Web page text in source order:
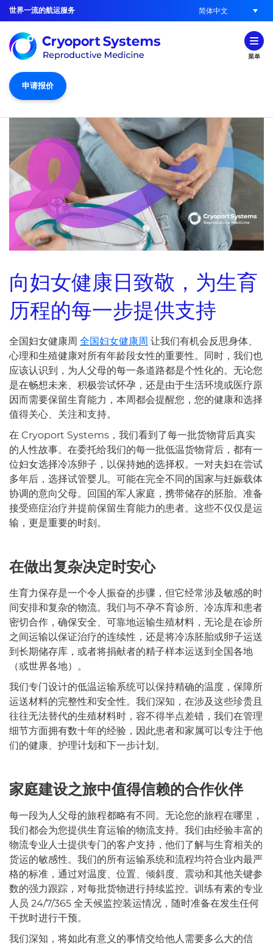
世界一流的航运服务 简体中文
菜单
申请报价
向妇女健康日致敬，为生育
历程的每一步提供支持
全国妇女健康周 全国妇女健康周 让我们有机会反思身体、
心理和生殖健康对所有年龄段女性的重要性。同时，我们也
应该认识到，为人父母的每一条道路都是个性化的。无论您
是在畅想未来、积极尝试怀孕，还是由于生活环境或医疗原
因而需要保留生育能力，本周都会提醒您，您的健康和选择
值得关心、关注和支持。
在 Cryoport Systems，我们看到了每一批货物背后真实
的人性故事。在委托给我们的每一批低温货物背后，都有一
位妇女选择冷冻卵子，以保持她的选择权。一对夫妇在尝试
多年后，选择试管婴儿。可能在完全不同的国家与妊娠载体
协调的意向父母。回国的军人家庭，携带储存的胚胎。准备
接受癌症治疗并提前保留生育能力的患者。这些不仅仅是运
输，更是重要的时刻。
在做出复杂决定时安心
生育力保存是一个令人振奋的步骤，但它经常涉及敏感的时
间安排和复杂的物流。我们与不孕不育诊所、冷冻库和患者
密切合作，确保安全、可靠地运输生殖材料，无论是在诊所
之间运输以保证治疗的连续性，还是将冷冻胚胎或卵子运送
到长期储存库，或者将捐献者的精子样本运送到全国各地
（或世界各地）。
我们专门设计的低温运输系统可以保持精确的温度，保障所
运送材料的完整性和安全性。我们深知，在涉及这些珍贵且
往往无法替代的生殖材料时，容不得半点差错，我们在管理
细节方面拥有数十年的经验，因此患者和家属可以专注于他
们的健康、护理计划和下一步计划。
家庭建设之旅中值得信赖的合作伙伴
每一段为人父母的旅程都略有不同。无论您的旅程在哪里，
我们都会为您提供生育运输的物流支持。我们由经验丰富的
物流专业人士提供专门的客户支持，他们了解与生育相关的
货运的敏感性。我们的所有运输系统和流程均符合业内最严
格的标准，通过对温度、位置、倾斜度、震动和其他关键参
数的强力跟踪，对每批货物进行持续监控。训练有素的专业
人员 24/7/365 全天候监控装运情况，随时准备在发生任何
干扰时进行干预。
我们深知，将如此有意义的事情交给他人需要多么大的信